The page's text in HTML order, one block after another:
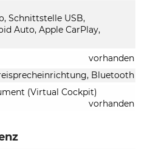
Schnittstelle USB,
Auto, Apple CarPlay,
vorhanden
Bluetooth
(Virtual Cockpit)
vorhanden